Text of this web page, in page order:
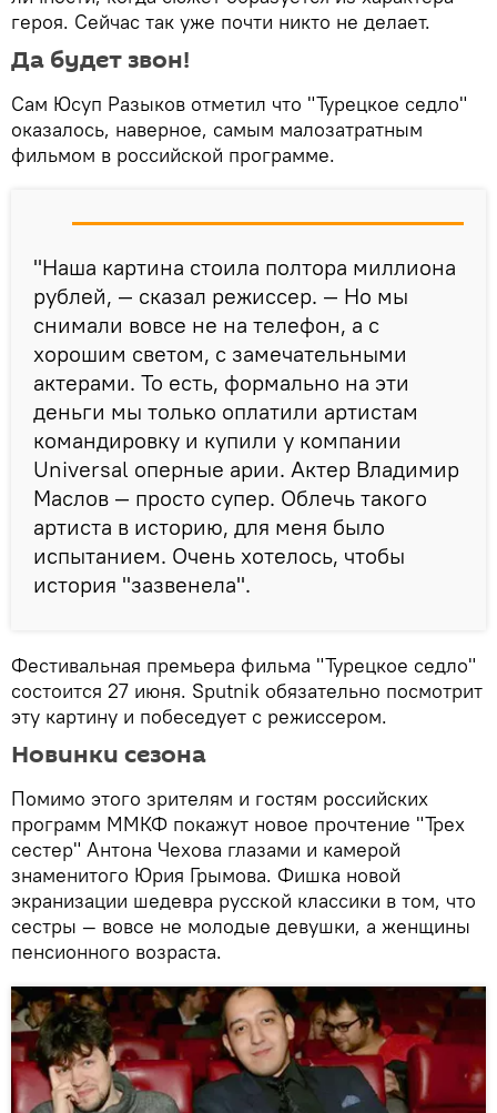
героя. Сейчас так уже почти никто не делает.
Да будет звон!
Сам Юсуп Разыков отметил что "Турецкое седло"
оказалось, наверное, самым малозатратным
фильмом в российской программе.
"Наша картина стоила полтора миллиона
рублей, — сказал режиссер. — Но мы
снимали вовсе не на телефон, а с
хорошим светом, с замечательными
актерами. То есть, формально на эти
деньги мы только оплатили артистам
командировку и купили у компании
Universal оперные арии. Актер Владимир
Маслов — просто супер. Облечь такого
артиста в историю, для меня было
испытанием. Очень хотелось, чтобы
история "зазвенела".
Фестивальная премьера фильма "Турецкое седло"
состоится 27 июня. Sputnik обязательно посмотрит
эту картину и побеседует с режиссером.
Новинки сезона
Помимо этого зрителям и гостям российских
программ ММКФ покажут новое прочтение "Трех
сестер" Антона Чехова глазами и камерой
знаменитого Юрия Грымова. Фишка новой
экранизации шедевра русской классики в том, что
сестры — вовсе не молодые девушки, а женщины
пенсионного возраста.